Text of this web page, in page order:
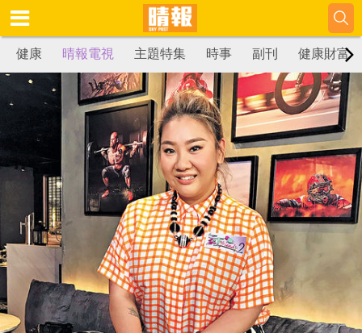
健康 晴報電視 主題特集 時事 副刊 健康財富